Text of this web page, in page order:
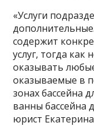
«Услуги
содержит
услуг, тогда как
оказывать
оказываемые в
зонах бассейна
ванны бассейна
юрист